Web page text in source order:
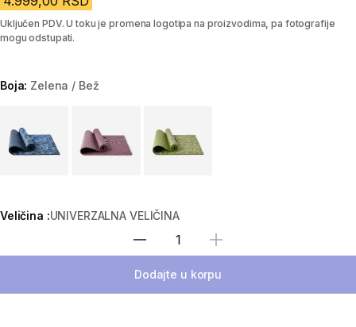
Uključen PDV. U toku je promena logotipa na proizvodima, pa fotografije
mogu odstupati.
Boja: Zelena / Bež
Veličina :UNIVERZALNA VELIČINA
Izaberi količinu
Dodajte u korpu